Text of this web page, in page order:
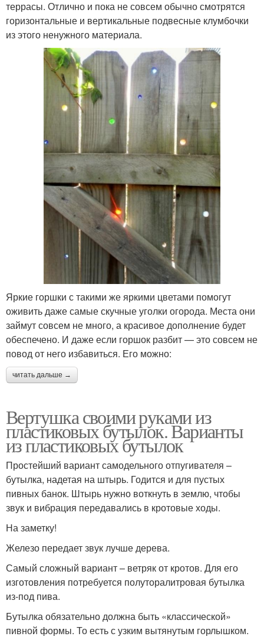
террасы. Отлично и пока не совсем обычно смотрятся
горизонтальные и вертикальные подвесные клумбочки
из этого ненужного материала.
Яркие горшки с такими же яркими цветами помогут
оживить даже самые скучные уголки огорода. Места они
займут совсем не много, а красивое дополнение будет
обеспечено. И даже если горшок разбит — это совсем не
повод от него избавиться. Его можно:
читать дальше →
Вертушка своими руками из
пластиковых бутылок. Варианты
из пластиковых бутылок
Простейший вариант самодельного отпугивателя –
бутылка, надетая на штырь. Годится и для пустых
пивных банок. Штырь нужно воткнуть в землю, чтобы
звук и вибрация передавались в кротовые ходы.
На заметку!
Железо передает звук лучше дерева.
Самый сложный вариант – ветряк от кротов. Для его
изготовления потребуется полуторалитровая бутылка
из-под пива.
Бутылка обязательно должна быть «классической»
пивной формы. То есть с узким вытянутым горлышком.